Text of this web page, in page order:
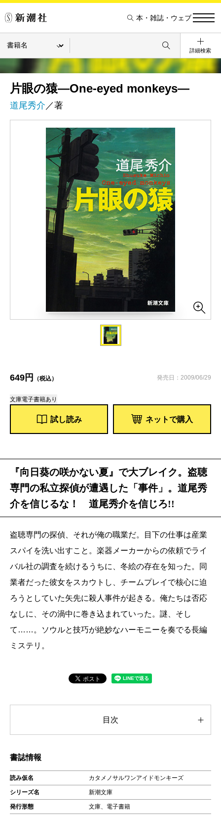
本・雑誌・ウェブ
詳細検索
片眼の猿―One-eyed monkeys―
道尾秀介 ／著
649円 （税込） 発売日：2009/06/29
文庫電子書籍あり
試し読み ネットで購入
『向日葵の咲かない夏』で大ブレイク。盗聴
専門の私立探偵が遭遇した「事件」。道尾秀
介を信じるな！ 道尾秀介を信じろ!!
盗聴専門の探偵、それが俺の職業だ。目下の仕事は産業
スパイを洗い出すこと。楽器メーカーからの依頼でライ
バル社の調査を続けるうちに、冬絵の存在を知った。同
業者だった彼女をスカウトし、チームプレイで核心に迫
ろうとしていた矢先に殺人事件が起きる。俺たちは否応
なしに、その渦中に巻き込まれていった。謎、そし
て……。ソウルと技巧が絶妙なハーモニーを奏でる長編
ミステリ。
目次
書誌情報
読み仮名 カタメノサルワンアイドモンキーズ
シリーズ名 新潮文庫
発行形態 文庫、電子書籍